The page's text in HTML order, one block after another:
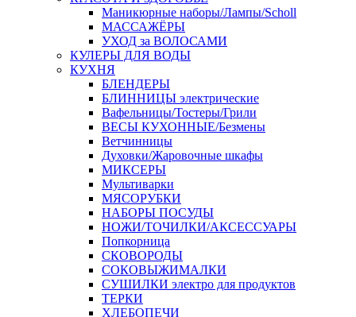
Маникюрные наборы/Лампы/Scholl
МАССАЖЁРЫ
УХОД за ВОЛОСАМИ
КУЛЕРЫ ДЛЯ ВОДЫ
КУХНЯ
БЛЕНДЕРЫ
БЛИННИЦЫ электрические
Вафельницы/Тостеры/Грили
ВЕСЫ КУХОННЫЕ/Безмены
Ветчинницы
Духовки/Жаровочные шкафы
МИКСЕРЫ
Мультиварки
МЯСОРУБКИ
НАБОРЫ ПОСУДЫ
НОЖИ/ТОЧИЛКИ/АКСЕССУАРЫ
Попкорница
СКОВОРОДЫ
СОКОВЫЖИМАЛКИ
СУШИЛКИ электро для продуктов
ТЕРКИ
ХЛЕБОПЕЧИ